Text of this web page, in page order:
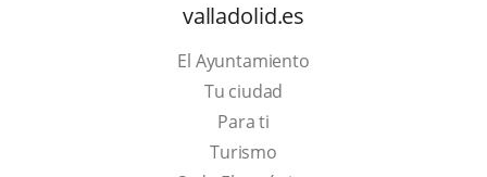
valladolid.es
El Ayuntamiento
Tu ciudad
Para ti
TurismoThis